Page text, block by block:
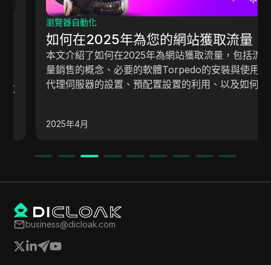
瀏覽器自動化
如何在2025年為您的網站獲取流量
本文介紹了如何在2025年為網站獲取流量，包括流
量銷售的概念、必要的軟體Torpedo的安裝與使用、
代理伺服器的設置、預配置設置的利用、以及如何選
的過程。
2025年4月
business@dicloak.com